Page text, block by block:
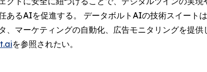
あるAIを促進する。 データボルトAIの技術スイー
、マーケティングの自動化、広告モニタリングを提
を参照されたい。